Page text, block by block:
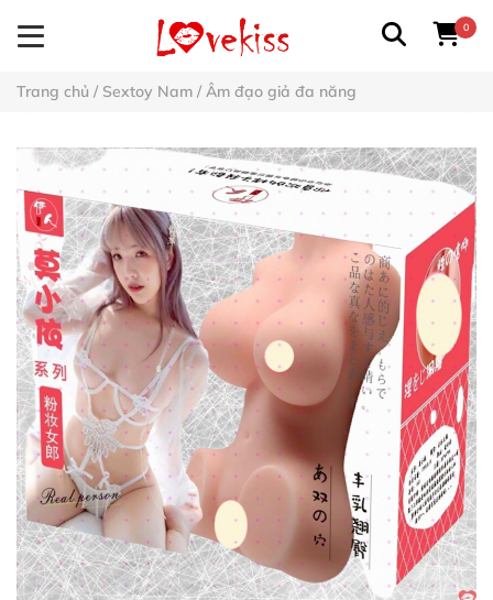
0
Trang chủ / Sextoy Nam / Âm đạo giả đa năng